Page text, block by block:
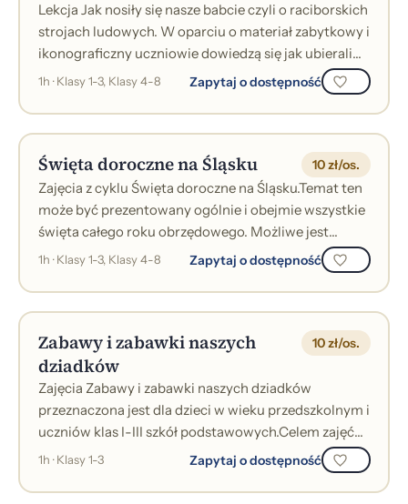
Lekcja Jak nosiły się nasze babcie czyli o raciborskich
strojach ludowych. W oparciu o materiał zabytkowy i
ikonograficzny uczniowie dowiedzą się jak ubierali
się mieszkańcy wsi w...
1h · Klasy 1-3, Klasy 4-8 Zapytaj o dostępność
Święta doroczne na Śląsku 10 zł/os.
Zajęcia z cyklu Święta doroczne na Śląsku.Temat ten
może być prezentowany ogólnie i obejmie wszystkie
święta całego roku obrzędowego. Możliwe jest
szczegółowe omówienie poszczególn...
1h · Klasy 1-3, Klasy 4-8 Zapytaj o dostępność
Zabawy i zabawki naszych
dziadków
10 zł/os.
Zajęcia Zabawy i zabawki naszych dziadków
przeznaczona jest dla dzieci w wieku przedszkolnym i
uczniów klas I-III szkół podstawowych.Celem zajęć
jest przedstawienie&nbsp; realiów ż...
1h · Klasy 1-3 Zapytaj o dostępność